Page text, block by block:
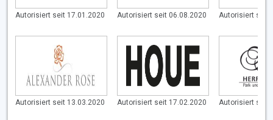
Autorisiert seit 17.01.2020
Autorisiert seit 13.03.2020
Autorisiert seit 06.08.2020
Autorisiert seit 17.02.2020
Autorisiert seit
Autorisiert seit